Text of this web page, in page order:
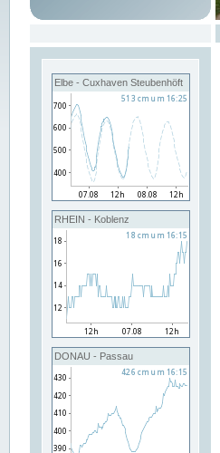
Elbe - Cuxhaven Steubenhöft
RHEIN - Koblenz
DONAU - Passau